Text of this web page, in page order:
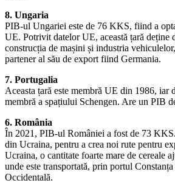
8. Ungaria
PIB-ul Ungariei este de 76 KKS, fiind a
UE. Potrivit datelor UE, această țară deține
construcția de mașini și industria
partener al său de export fiind Germania.
7. Portugalia
Aceasta țară este membră UE din 1986, iar
membră a spațiului Schengen. Are un PIB
6. România
În 2021, PIB-ul României a fost de 73
din Ucraina, pentru a crea noi rute pentru
Ucraina, o cantitate foarte mare de cereale
unde este transportată, prin portul
Occidentală.